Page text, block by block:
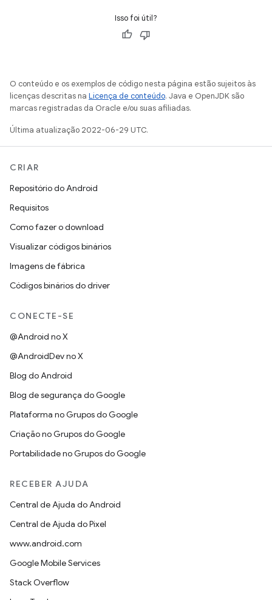
Isso foi útil?
O conteúdo e os exemplos de código nesta página estão sujeitos às
licenças descritas na Licença de conteúdo. Java e OpenJDK são
marcas registradas da Oracle e/ou suas afiliadas.
Última atualização 2022-06-29 UTC.
CRIAR
Repositório do Android
Requisitos
Como fazer o download
Visualizar códigos binários
Imagens de fábrica
Códigos binários do driver
CONECTE-SE
@Android no X
@AndroidDev no X
Blog do Android
Blog de segurança do Google
Plataforma no Grupos do Google
Criação no Grupos do Google
Portabilidade no Grupos do Google
RECEBER AJUDA
Central de Ajuda do Android
Central de Ajuda do Pixel
www.android.com
Google Mobile Services
Stack Overflow